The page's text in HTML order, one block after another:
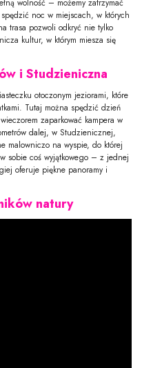
noc w miejscach, w których
trasa pozwoli odkryć nie tylko
kultur, w którym miesza się
i Studzieniczna
otoczonym jeziorami, które
Tutaj można spędzić dzień
zaparkować kampera w
dalej, w Studzienicznej,
malowniczo na wyspie, do której
sobie coś wyjątkowego – z jednej
oferuje piękne panoramy i
natury